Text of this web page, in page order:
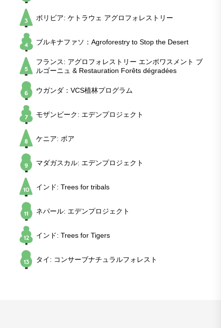
ボリビア: ケトラウェ アグロフォレストリー
ブルキナファソ：Agroforestry to Stop the Desert
フランス: アグロフォレストリー エンボワスメント ブ
ルゴーニュ & Restauration Forêts dégradées
ウガンダ：VCS植林プログラム
モザンビーク: エデンプロジェクト
ケニア: ボア
マダガスカル: エデンプロジェクト
インド: Trees for tribals
ネパール: エデンプロジェクト
インド: Trees for Tigers
タイ: コンサーブナチュラルフォレスト